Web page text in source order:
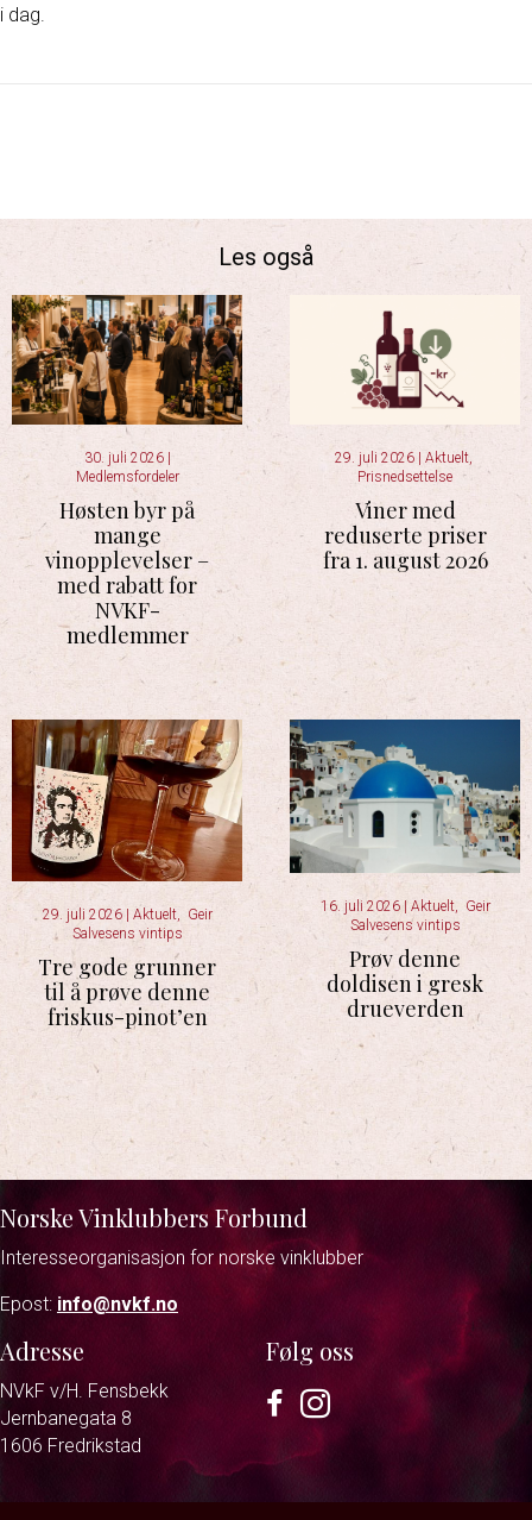
i dag.
Les også
30. juli 2026
Medlemsfordeler
Høsten byr på
mange
vinopplevelser –
med rabatt for
NVKF-
medlemmer
29. juli 2026 Aktuelt,
Prisnedsettelse
Viner med
reduserte priser
fra 1. august 2026
29. juli 2026 Aktuelt, Geir
Salvesens vintips
Tre gode grunner
til å prøve denne
friskus-pinot’en
16. juli 2026 Aktuelt, Geir
Salvesens vintips
Prøv denne
doldisen i gresk
drueverden
Norske Vinklubbers Forbund
Interesseorganisasjon for norske vinklubber
Epost: info@nvkf.no
Adresse
NVkF v/H. Fensbekk
Jernbanegata 8
1606 Fredrikstad
Følg oss
Facebook
Instagram